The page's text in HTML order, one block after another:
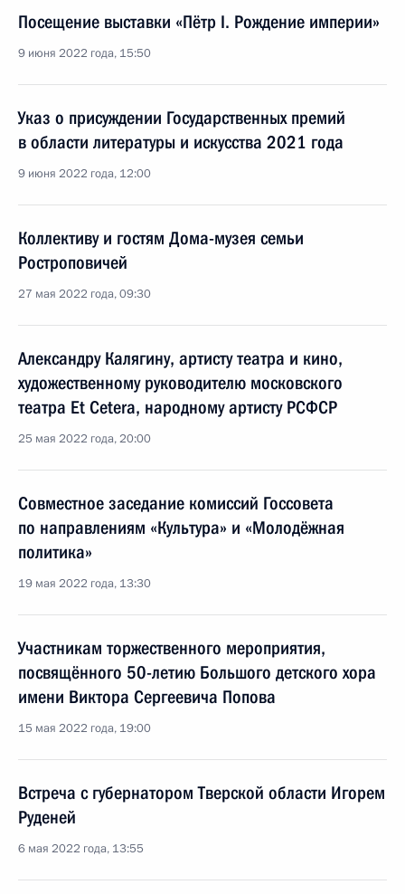
Посещение выставки «Пётр I. Рождение империи»
9 июня 2022 года, 15:50
Указ о присуждении Государственных премий
в области литературы и искусства 2021 года
9 июня 2022 года, 12:00
Коллективу и гостям Дома-музея семьи
Ростроповичей
27 мая 2022 года, 09:30
Александру Калягину, артисту театра и кино,
художественному руководителю московского
театра Et Cetera, народному артисту РСФСР
25 мая 2022 года, 20:00
Совместное заседание комиссий Госсовета
по направлениям «Культура» и «Молодёжная
политика»
19 мая 2022 года, 13:30
Участникам торжественного мероприятия,
посвящённого 50-летию Большого детского хора
имени Виктора Сергеевича Попова
15 мая 2022 года, 19:00
Встреча с губернатором Тверской области Игорем
Руденей
6 мая 2022 года, 13:55